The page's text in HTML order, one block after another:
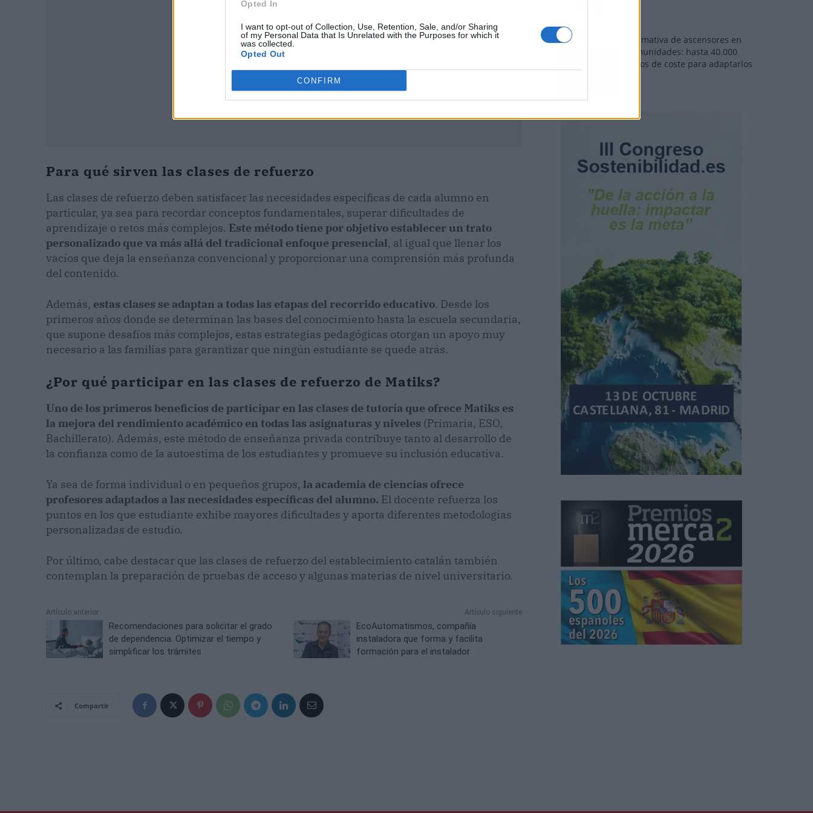
Opted In
I want to opt-out of Collection, Use, Retention, Sale, and/or Sharing
of my Personal Data that Is Unrelated with the Purposes for which it
was collected.
Opted Out
CONFIRM
Para qué sirven las clases de refuerzo
Las clases de refuerzo deben satisfacer las necesidades específicas de cada alumno en
particular, ya sea para recordar conceptos fundamentales, superar dificultades de
aprendizaje o retos más complejos. Este método tiene por objetivo establecer un trato
personalizado que va más allá del tradicional enfoque presencial, al igual que llenar los
vacíos que deja la enseñanza convencional y proporcionar una comprensión más profunda
del contenido.
Además, estas clases se adaptan a todas las etapas del recorrido educativo. Desde los
primeros años donde se determinan las bases del conocimiento hasta la escuela secundaria,
que supone desafíos más complejos, estas estrategias pedagógicas otorgan un apoyo muy
necesario a las familias para garantizar que ningún estudiante se quede atrás.
¿Por qué participar en las clases de refuerzo de Matiks?
Uno de los primeros beneficios de participar en las clases de tutoría que ofrece Matiks es
la mejora del rendimiento académico en todas las asignaturas y niveles (Primaria, ESO,
Bachillerato). Además, este método de enseñanza privada contribuye tanto al desarrollo de
la confianza como de la autoestima de los estudiantes y promueve su inclusión educativa.
Ya sea de forma individual o en pequeños grupos, la academia de ciencias ofrece
profesores adaptados a las necesidades específicas del alumno. El docente refuerza los
puntos en los que estudiante exhibe mayores dificultades y aporta diferentes metodologías
personalizadas de estudio.
Por último, cabe destacar que las clases de refuerzo del establecimiento catalán también
contemplan la preparación de pruebas de acceso y algunas materias de nivel universitario.
Artículo anterior
Recomendaciones para solicitar el grado
de dependencia. Optimizar el tiempo y
simplificar los trámites
Artículo siguiente
EcoAutomatismos, compañía
instaladora que forma y facilita
formación para el instalador
Compartir
Normativa de ascensores en
comunidades: hasta 40.000
euros de coste para adaptarlos